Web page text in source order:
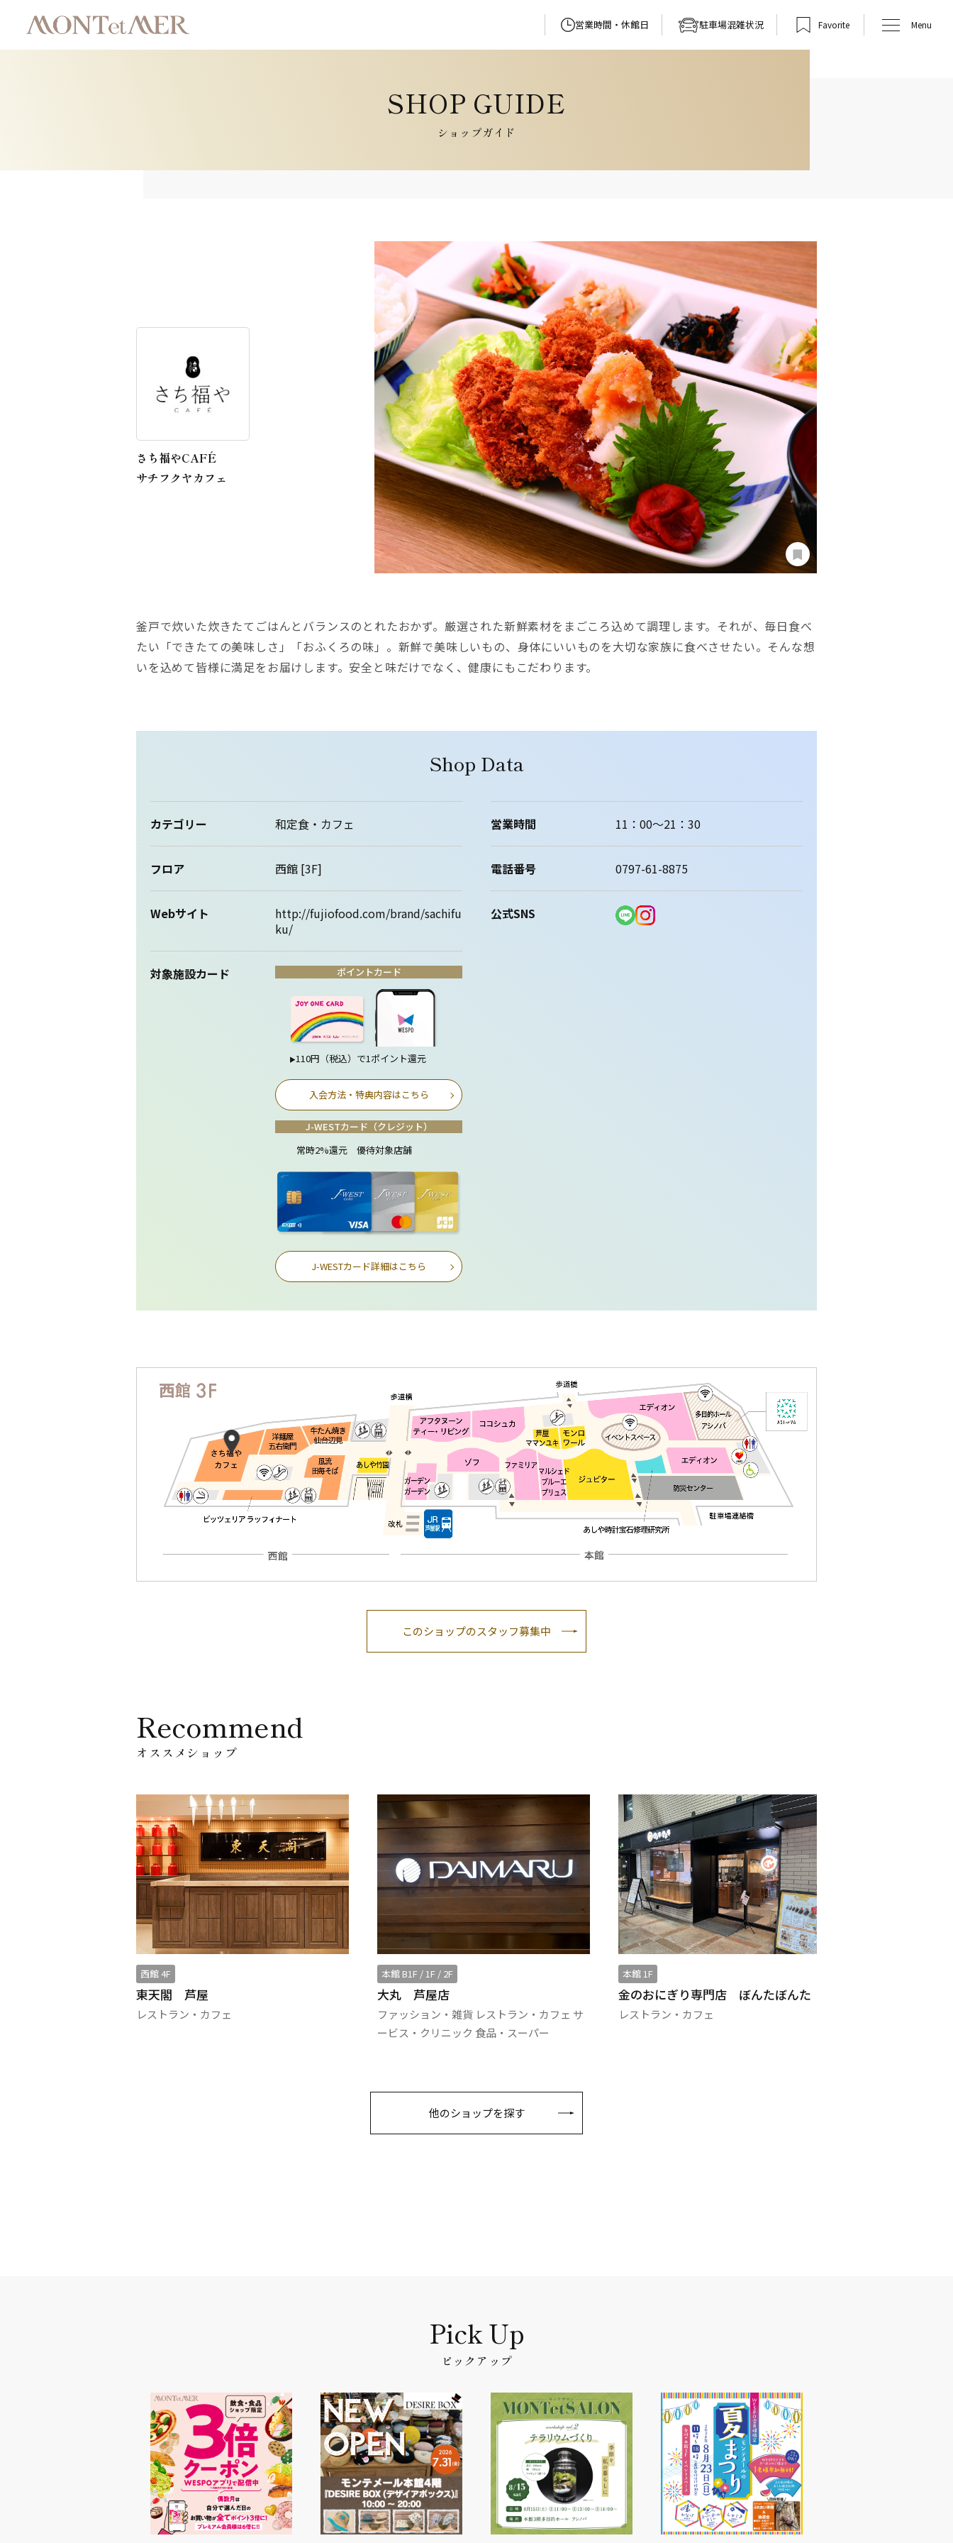
営業時間・休館日 駐車場混雑状況 Favorite Menu
ショップガイド
さち福やCAFÉ
サチフクヤカフェ
釜戸で炊いた炊きたてごはんとバランスのとれたおかず。厳選された新鮮素材をまごころ込めて調理します。それが、毎日食べ
たい「できたての美味しさ」「おふくろの味」。新鮮で美味しいもの、身体にいいものを大切な家族に食べさせたい。そんな想
いを込めて皆様に満足をお届けします。安全と味だけでなく、健康にもこだわります。
Shop Data
カテゴリー 和定食・カフェ 営業時間 11：00～21：30
フロア 西館 [3F] 電話番号 0797-61-8875
Webサイト
http://fujiofood.com/brand/sachifu
ku/
公式SNS
対象施設カード ポイントカード
▶110円（税込）で1ポイント還元
入会方法・特典内容はこちら
J-WESTカード（クレジット）
常時2%還元 優待対象店舗
J-WESTカード詳細はこちら
このショップのスタッフ募集中
Recommend
オススメショップ
西館 4F
東天閣 芦屋
レストラン・カフェ
本館 B1F / 1F / 2F
大丸 芦屋店
ファッション・雑貨 レストラン・カフェ サ
ービス・クリニック 食品・スーパー
本館 1F
金のおにぎり専門店 ぼんたぼんた
レストラン・カフェ
他のショップを探す
ピックアップ